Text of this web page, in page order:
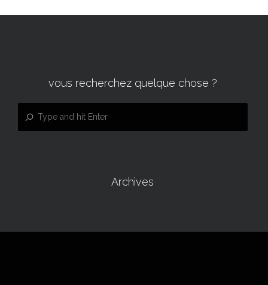
vous recherchez quelque chose ?
Archives